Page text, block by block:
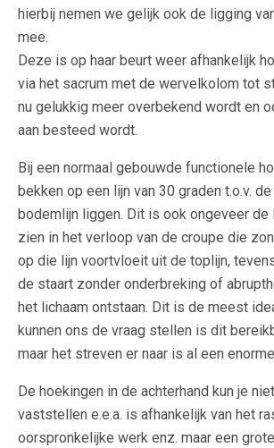
hierbij nemen we gelijk ook de ligging
mee.
Deze is op haar beurt weer afhankelijk
via het sacrum met de wervelkolom tot
nu gelukkig meer overbekend wordt en
aan besteed wordt.
Bij een normaal gebouwde functionele
bekken op een lijn van 30 graden t.o.v.
bodemlijn liggen. Dit is ook ongeveer de
zien in het verloop van de croupe die
op die lijn voortvloeit uit de toplijn,
de staart zonder onderbreking of
het lichaam ontstaan. Dit is de meest
kunnen ons de vraag stellen is dit
maar het streven er naar is al een
De hoekingen in de achterhand kun je
vaststellen e.e.a. is afhankelijk van het
oorspronkelijke werk enz. maar een